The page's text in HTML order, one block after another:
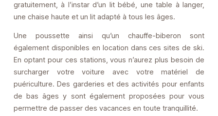
gratuitement, à l’instar d’un lit bébé, une table à langer,
une chaise haute et un lit adapté à tous les âges.
Une poussette ainsi qu’un chauffe-biberon sont
également disponibles en location dans ces sites de ski.
En optant pour ces stations, vous n’aurez plus besoin de
surcharger votre voiture avec votre matériel de
puériculture. Des garderies et des activités pour enfants
de bas âges y sont également proposées pour vous
permettre de passer des vacances en toute tranquillité.